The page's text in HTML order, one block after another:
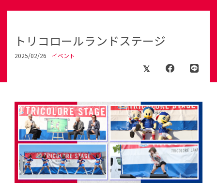
トリコロールランドステージ
2025/02/26 イベント